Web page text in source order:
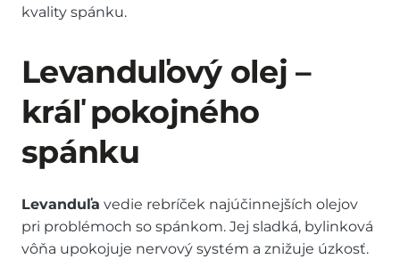
kvality spánku.
Levanduľový olej –
kráľ pokojného
spánku
Levanduľa vedie rebríček najúčinnejších olejov
pri problémoch so spánkom. Jej sladká, bylinková
vôňa upokojuje nervový systém a znižuje úzkosť.